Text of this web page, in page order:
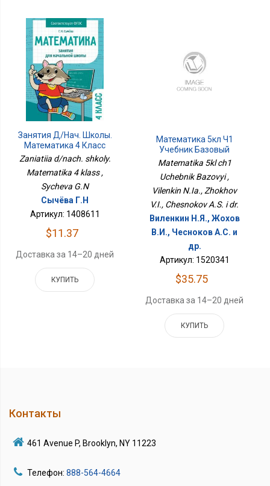
Занятия Д/нач. Школы.
Математика 4 Класс
Zaniatiia d/nach. shkoly.
Matematika 4 klass ,
Sycheva G.N
Сычёва Г.Н
Артикул: 1408611
$11.37
Доставка за 14–20 дней
КУПИТЬ
Математика 5кл Ч1
Учебник Базовый
Matematika 5kl ch1
Uchebnik Bazovyi ,
Vilenkin N.Ia., Zhokhov
V.I., Chesnokov A.S. i dr.
Виленкин Н.Я., Жохов
В.И., Чесноков А.С. и
др.
Артикул: 1520341
$35.75
Доставка за 14–20 дней
КУПИТЬ
Контакты
461 Avenue P, Brooklyn, NY 11223
Телефон: 888-564-4664